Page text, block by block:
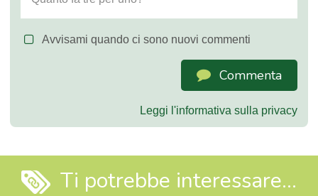
Avvisami quando ci sono nuovi commenti
Commenta
Leggi l'informativa sulla privacy
Ti potrebbe interessare...